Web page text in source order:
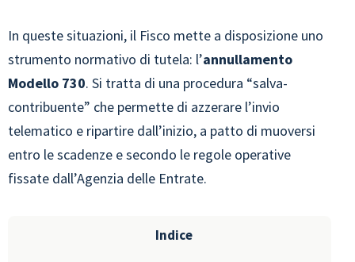
In queste situazioni, il Fisco mette a disposizione uno
strumento normativo di tutela: l’annullamento
Modello 730. Si tratta di una procedura “salva-
contribuente” che permette di azzerare l’invio
telematico e ripartire dall’inizio, a patto di muoversi
entro le scadenze e secondo le regole operative
fissate dall’Agenzia delle Entrate.
Indice